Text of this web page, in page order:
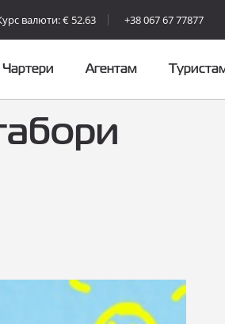
валюти: € 52.63 +38 067 67 77877
Чартери Агентам